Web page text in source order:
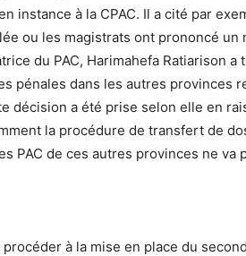
instance à la CPAC. Il a cité par
ou les magistrats ont prononcé un
du PAC, Harimahefa Ratiarison
pénales dans les autres provinces
décision a été prise selon elle en
la procédure de transfert de
PAC de ces autres provinces ne va
à la mise en place du